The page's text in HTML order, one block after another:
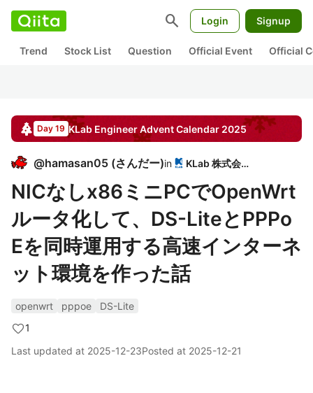
search Login Signup
Trend Stock List Question Official Event Official
Day 19 KLab EngineerAdvent Calendar 2025
@hamasan05 (さんだー)in KLab 株式会社
NICなしx86ミニPCでOpenWrt
ルータ化して、DS-LiteとPPPo
Eを同時運用する高速インターネ
ット環境を作った話
openwrt pppoe
DS-Lite
1
Last updated at 2025-12-23Posted at 2025-12-21